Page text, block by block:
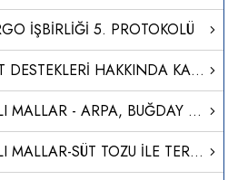
İŞBİRLİĞİ 5. PROTOKOLÜ
5973 SAYILI İHRACAT DESTEKLERİ HAKKINDA KARARA İLİŞKİN GENELGELERDE DEĞİŞİKLİK YAPILMASI
İHRACI KAYDA BAĞLI MALLAR - ARPA, BUĞDAY VE BU ÜRÜNLERİN KIRIKLARI
İHRACI KAYDA BAĞLI MALLAR-SÜT TOZU İLE TEREYAĞI İHRACATI